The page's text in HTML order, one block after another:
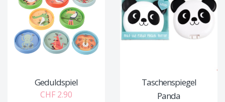
Geduldspiel
CHF 2.90
Taschenspiegel
Panda